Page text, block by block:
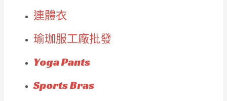
連體衣
瑜珈服工廠批發
Yoga Pants
Sports Bras